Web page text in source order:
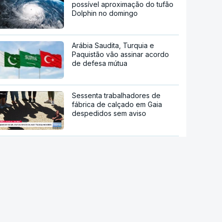
possível aproximação do tufão
Dolphin no domingo
Arábia Saudita, Turquia e
Paquistão vão assinar acordo
de defesa mútua
Sessenta trabalhadores de
fábrica de calçado em Gaia
despedidos sem aviso